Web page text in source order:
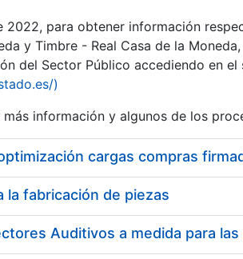
para obtener información
y Timbre - Real Casa de la
del Sector Público accediendo en el
)
información y algunos de los
cargas compras
la fabricación de piezas